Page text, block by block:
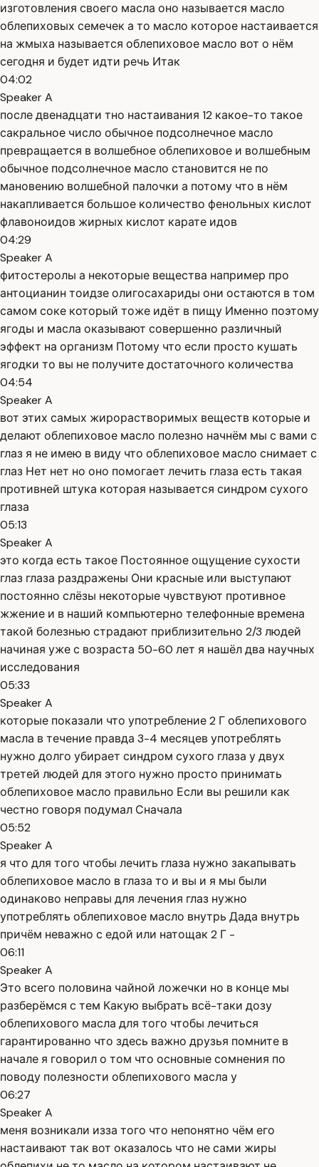
изготовления своего масла оно называется масло
облепиховых семечек а то масло которое настаивается
на жмыха называется облепиховое масло вот о нём
сегодня и будет идти речь Итак
04:02
Speaker A
после двенадцати тно настаивания 12 какое-то такое
сакральное число обычное подсолнечное масло
превращается в волшебное облепиховое и волшебным
обычное подсолнечное масло становится не по
мановению волшебной палочки а потому что в нём
накапливается большое количество фенольных кислот
флавоноидов жирных кислот карате идов
04:29
Speaker A
фитостеролы а некоторые вещества например про
антоцианин тоидзе олигосахариды они остаются в том
самом соке который тоже идёт в пищу Именно поэтому
ягоды и масла оказывают совершенно различный
эффект на организм Потому что если просто кушать
ягодки то вы не получите достаточного количества
04:54
Speaker A
вот этих самых жирорастворимых веществ которые и
делают облепиховое масло полезно начнём мы с вами с
глаз я не имею в виду что облепиховое масло снимает с
глаз Нет нет но оно помогает лечить глаза есть такая
противней штука которая называется синдром сухого
глаза
05:13
Speaker A
это когда есть такое Постоянное ощущение сухости
глаз глаза раздражены Они красные или выступают
постоянно слёзы некоторые чувствуют противное
жжение и в наший компьютерно телефонные времена
такой болезнью страдают приблизительно 2/3 людей
начиная уже с возраста 50-60 лет я нашёл два научных
исследования
05:33
Speaker A
которые показали что употребление 2 Г облепихового
масла в течение правда 3-4 месяцев употреблять
нужно долго убирает синдром сухого глаза у двух
третей людей для этого нужно просто принимать
облепиховое масло правильно Если вы решили как
честно говоря подумал Сначала
05:52
Speaker A
я что для того чтобы лечить глаза нужно закапывать
облепиховое масло в глаза то и вы и я мы были
одинаково неправы для лечения глаз нужно
употреблять облепиховое масло внутрь Дада внутрь
причём неважно с едой или натощак 2 Г -
06:11
Speaker A
Это всего половина чайной ложечки но в конце мы
разберёмся с тем Какую выбрать всё-таки дозу
облепихового масла для того чтобы лечиться
гарантированно что здесь важно друзья помните в
начале я говорил о том что основные сомнения по
поводу полезности облепихового масла у
06:27
Speaker A
меня возникали изза того что непонятно чём его
настаивают так вот оказалось что не сами жиры